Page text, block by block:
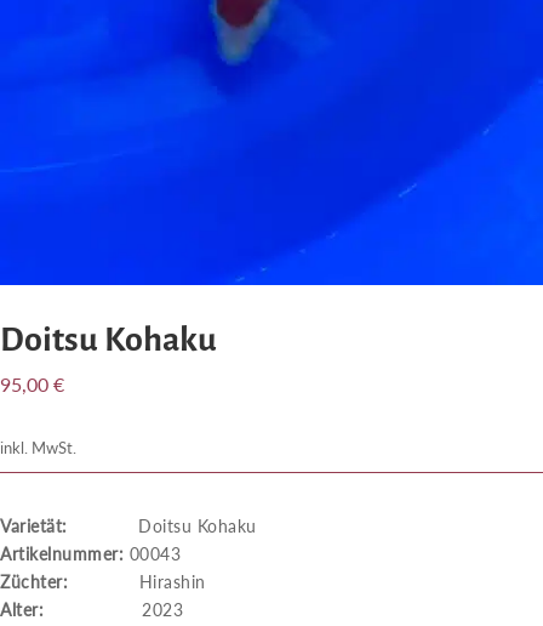
Doitsu Kohaku
95,00 €
inkl. MwSt.
Varietät: Doitsu Kohaku
Artikelnummer: 00043
Züchter: Hirashin
Alter: 2023